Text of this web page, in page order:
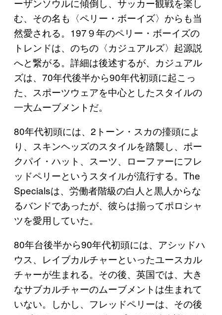
む、その名も〈ペリー・ボーイズ〉からも当
然愛される。197９年のペリー・ボーイズの
トレンドは、のちの〈カジュアルズ〉起源説
へと繋がる。詳細は後述するが、カジュアル
ズは、70年代後半から90年代初頭に起こっ
た、スポーツウェアを中心としたスタイルの
一大ムーブメントだ。
80年代初頭には、2トーン・スカの擡頭によ
り、スキンヘッズのスタイルを踏襲し、ポー
クパイ・ハット、スーツ、ローファーにフレ
ッドペリーというスタイルが流行する。The
Specialsは、労働者階級の白人と黒人からな
るバンドであったが、彼らは揃ってポロシャ
ツを愛用していた。
80年台後半から90年代初頭には、アシッドハ
ウス、レイブカルチャーといったユースカル
チャーが生まれる。その後、英国では、大き
なサブカルチャーのムーブメントは生まれて
いない。しかし、フレッドペリーは、その後